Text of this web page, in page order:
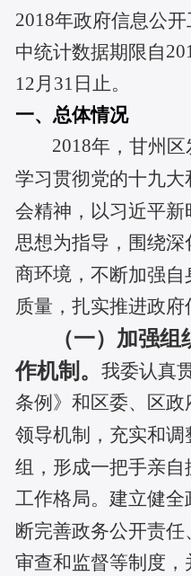
2018年政府信息公
中统计数据期限自
12月31日止。
一、总体情况
2018年，甘州区
学习贯彻党的十九
会精神，以习近平新
思想为指导，围绕深
商环境，不断加强自
质量，扎实推进政府
（一）加强
作机制。我委认真
条例》和 区委、区政
领导机制 ， 充实和调
组，形成一把手亲
工作格局。建立健全
断完善政务公开责任
审查和监督等制度，